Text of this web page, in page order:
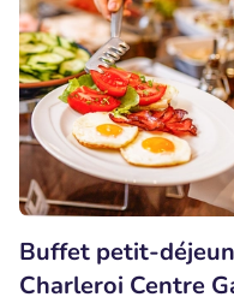
Buffet petit-
Charleroi Centre